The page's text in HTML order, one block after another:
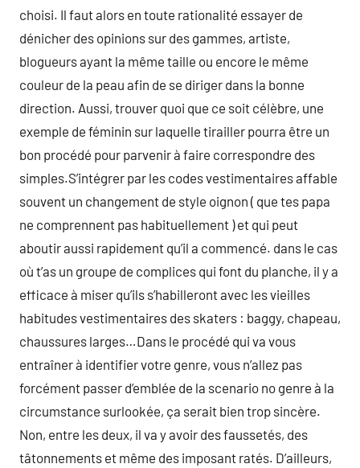
choisi. Il faut alors en toute rationalité essayer de
dénicher des opinions sur des gammes, artiste,
blogueurs ayant la même taille ou encore le même
couleur de la peau afin de se diriger dans la bonne
direction. Aussi, trouver quoi que ce soit célèbre, une
exemple de féminin sur laquelle tirailler pourra être un
bon procédé pour parvenir à faire correspondre des
simples.S’intégrer par les codes vestimentaires affable
souvent un changement de style oignon ( que tes papa
ne comprennent pas habituellement ) et qui peut
aboutir aussi rapidement qu’il a commencé. dans le cas
où t’as un groupe de complices qui font du planche, il y a
efficace à miser qu’ils s’habilleront avec les vieilles
habitudes vestimentaires des skaters : baggy, chapeau,
chaussures larges…Dans le procédé qui va vous
entraîner à identifier votre genre, vous n’allez pas
forcément passer d’emblée de la scenario no genre à la
circumstance surlookée, ça serait bien trop sincère.
Non, entre les deux, il va y avoir des faussetés, des
tâtonnements et même des imposant ratés. D’ailleurs,